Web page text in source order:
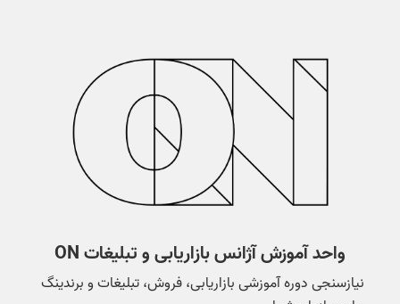
واحد آموزش آژانس بازاریابی و تبلیغات ON
نیازسنجی دوره آموزشی بازاریابی، فروش، تبلیغات و برندینگ